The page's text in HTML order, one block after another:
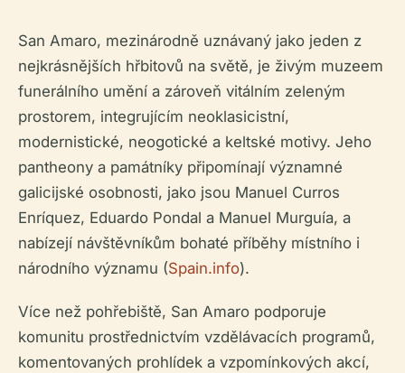
San Amaro, mezinárodně uznávaný jako jeden z
nejkrásnějších hřbitovů na světě, je živým muzeem
funerálního umění a zároveň vitálním zeleným
prostorem, integrujícím neoklasicistní,
modernistické, neogotické a keltské motivy. Jeho
pantheony a památníky připomínají významné
galicijské osobnosti, jako jsou Manuel Curros
Enríquez, Eduardo Pondal a Manuel Murguía, a
nabízejí návštěvníkům bohaté příběhy místního i
národního významu (Spain.info).
Více než pohřebiště, San Amaro podporuje
komunitu prostřednictvím vzdělávacích programů,
komentovaných prohlídek a vzpomínkových akcí,